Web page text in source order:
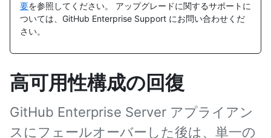
要を参照してください。 アップグレードに関するサポートに
ついては、GitHub Enterprise Support にお問い合わせくだ
さい。
高可用性構成の回復
GitHub Enterprise Server アプライアン
スにフェールオーバーした後は、単一の